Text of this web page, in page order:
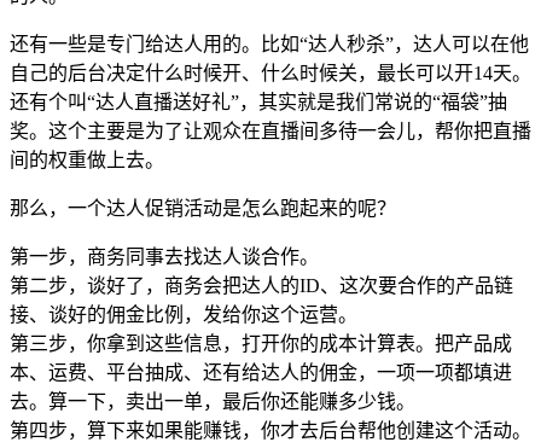
还有一些是专门给达人用的。比如“达人秒杀”，达人可以在他
自己的后台决定什么时候开、什么时候关，最长可以开14天。
还有个叫“达人直播送好礼”，其实就是我们常说的“福袋”抽
奖。这个主要是为了让观众在直播间多待一会儿，帮你把直播
间的权重做上去。
那么，一个达人促销活动是怎么跑起来的呢？
第一步，商务同事去找达人谈合作。
第二步，谈好了，商务会把达人的ID、这次要合作的产品链
接、谈好的佣金比例，发给你这个运营。
第三步，你拿到这些信息，打开你的成本计算表。把产品成
本、运费、平台抽成、还有给达人的佣金，一项一项都填进
去。算一下，卖出一单，最后你还能赚多少钱。
第四步，算下来如果能赚钱，你才去后台帮他创建这个活动。